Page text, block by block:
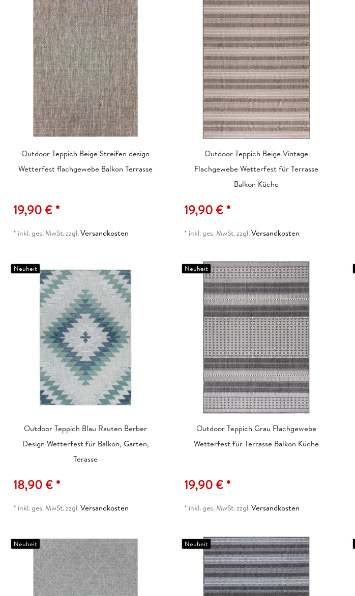
Outdoor Teppich Beige Streifen design
Wetterfest flachgewebe Balkon Terrasse
19,90 € *
* inkl. ges. MwSt.zzgl.Versandkosten
Outdoor Teppich Beige Vintage
Flachgewebe Wetterfest für Terrasse
Balkon Küche
19,90 € *
* inkl. ges. MwSt.zzgl.Versandkosten
Neuheit
Outdoor Teppich Blau Rauten Berber
Design Wetterfest für Balkon, Garten,
Terasse
18,90 € *
* inkl. ges. MwSt.zzgl.Versandkosten
Neuheit
Outdoor Teppich Grau Flachgewebe
Wetterfest für Terrasse Balkon Küche
19,90 € *
* inkl. ges. MwSt.zzgl.Versandkosten
Neuheit Neuheit